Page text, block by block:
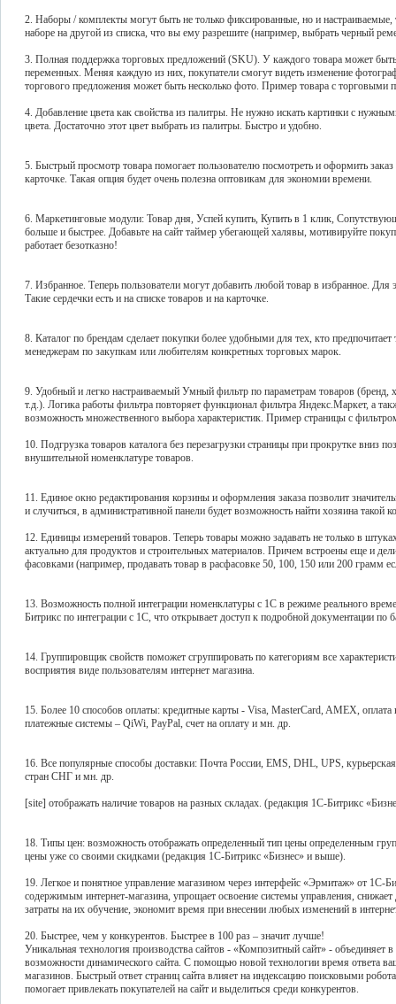
2. Наборы / комплекты могут быть не только фиксированные, но и настраиваемые,
наборе на другой из списка, что вы ему разрешите (например, выбрать черный
3. Полная поддержка торговых предложений (SKU). У каждого товара может
переменных. Меняя каждую из них, покупатели смогут видеть изменение
торгового предложения может быть несколько фото. Пример товара с торговыми
4. Добавление цвета как свойства из палитры. Не нужно искать картинки с
цвета. Достаточно этот цвет выбрать из палитры. Быстро и удобно.
5. Быстрый просмотр товара помогает пользователю посмотреть и оформить
карточке. Такая опция будет очень полезна оптовикам для экономии времени.
6. Маркетинговые модули: Товар дня, Успей купить, Купить в 1 клик,
больше и быстрее. Добавьте на сайт таймер убегающей халявы, мотивируйте
работает безотказно!
7. Избранное. Теперь пользователи могут добавить любой товар в избранное.
Такие сердечки есть и на списке товаров и на карточке.
8. Каталог по брендам сделает покупки более удобными для тех, кто
менеджерам по закупкам или любителям конкретных торговых марок.
9. Удобный и легко настраиваемый Умный фильтр по параметрам товаров (бренд,
т.д.). Логика работы фильтра повторяет функционал фильтра Яндекс.Маркет, а
возможность множественного выбора характеристик. Пример страницы с
10. Подгрузка товаров каталога без перезагрузки страницы при прокрутке вниз
внушительной номенклатуре товаров.
11. Единое окно редактирования корзины и оформления заказа позволит
и случиться, в административной панели будет возможность найти хозяина такой
12. Единицы измерений товаров. Теперь товары можно задавать не только в
актуально для продуктов и строительных материалов. Причем встроены еще и
фасовками (например, продавать товар в расфасовке 50, 100, 150 или 200 грамм
13. Возможность полной интеграции номенклатуры с 1С в режиме реального
Битрикс по интеграции с 1С, что открывает доступ к подробной документации
14. Группировщик свойств поможет сгруппировать по категориям все
восприятия виде пользователям интернет магазина.
15. Более 10 способов оплаты: кредитные карты - Visa, MasterCard, AMEX,
платежные системы – QiWi, PayPal, счет на оплату и мн. др.
16. Все популярные способы доставки: Почта России, EMS, DHL, UPS,
стран СНГ и мн. др.
[site] отображать наличие товаров на разных складах. (редакция 1С-Битрикс
18. Типы цен: возможность отображать определенный тип цены определенным
цены уже со своими скидками (редакция 1С-Битрикс «Бизнес» и выше).
19. Легкое и понятное управление магазином через интерфейс «Эрмитаж» от 1С-
содержимым интернет-магазина, упрощает освоение системы управления,
затраты на их обучение, экономит время при внесении любых изменений в
20. Быстрее, чем у конкурентов. Быстрее в 100 раз – значит лучше!
Уникальная технология производства сайтов - «Композитный сайт» - объединяет в
возможности динамического сайта. С помощью новой технологии время ответа
магазинов. Быстрый ответ страниц сайта влияет на индексацию поисковыми
помогает привлекать покупателей на сайт и выделиться среди конкурентов.